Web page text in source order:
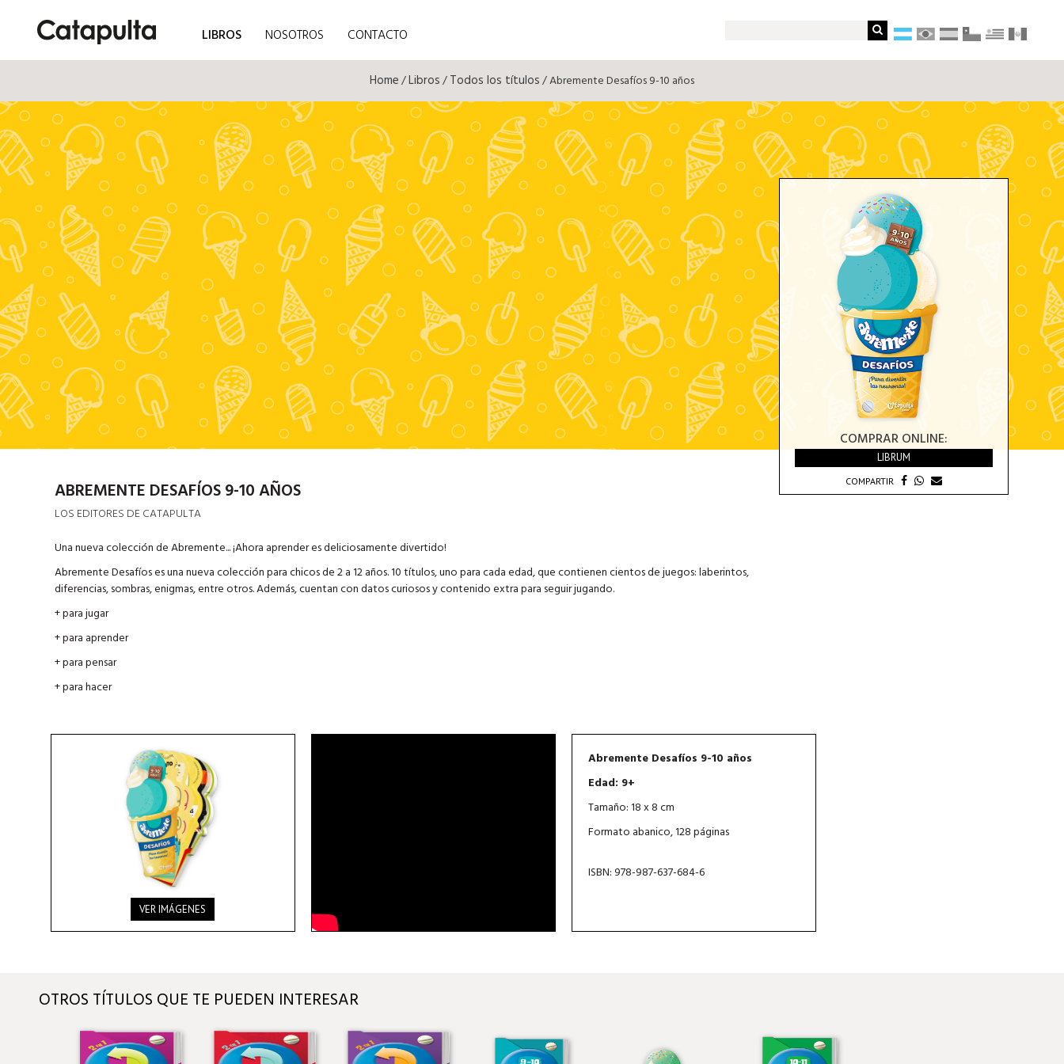
LIBROS NOSOTROS CONTACTO
Home/Libros/Todos los títulos/ Abremente Desafíos 9-10 años
COMPRAR ONLINE:
LIBRUM
COMPARTIR
ABREMENTE DESAFÍOS 9-10 AÑOS
LOS EDITORES DE CATAPULTA
Una nueva colección de Abremente... ¡Ahora aprender es deliciosamente divertido!
Abremente Desafíos es una nueva colección para chicos de 2 a 12 años. 10 títulos, uno para cada edad, que contienen cientos de juegos: laberintos,
diferencias, sombras, enigmas, entre otros. Además, cuentan con datos curiosos y contenido extra para seguir jugando.
+ para jugar
+ para aprender
+ para pensar
+ para hacer
VER IMÁGENES
Abremente Desafíos 9-10 años
Edad: 9+
Tamaño: 18 x 8 cm
Formato abanico, 128 páginas
ISBN: 978-987-637-684-6
OTROS TÍTULOS QUE TE PUEDEN INTERESAR